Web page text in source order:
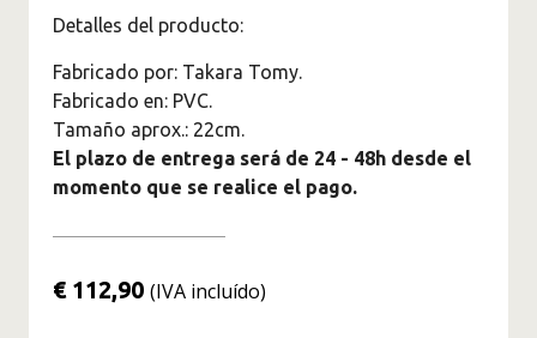
Figuras Kimetsu No Yaiba -
Demon Slayer
Figuras Monster Hunter
Figuras Naruto
Figuras de One Piece
Originales
Saint Seiya Figuras de
Figuras Solo Leveling
Detalles del producto:
Fabricado por: Takara Tomy.
Fabricado en: PVC.
Tamaño aprox.: 22cm.
El plazo de entrega será de 24 - 48h desde el
momento que se realice el pago.
€ 112,90 (IVA incluído)